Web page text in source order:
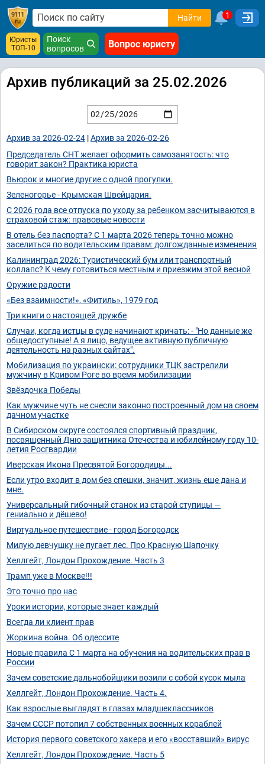
Найти 1
Юристы
ТОП-10
Поиск
вопросов
Вопрос юристу
Архив публикаций за 25.02.2026
Архив за 2026-02-24 |Архив за 2026-02-26
Председатель СНТ желает оформить самозанятость: что
говорит закон? Практика юриста
Вьюрок и многие другие с одной прогулки.
Зеленогорье - Крымская Швейцария.
С 2026 года все отпуска по уходу за ребенком засчитываются в
страховой стаж: правовые новости
В отель без паспорта? С 1 марта 2026 теперь точно можно
заселиться по водительским правам: долгожданные изменения
Калининград 2026: Туристический бум или транспортный
коллапс? К чему готовиться местным и приезжим этой весной
Оружие радости
«Без взаимности!», «Фитиль», 1979 год
Три книги о настоящей дружбе
Случаи, когда истцы в суде начинают кричать: - "Но данные же
общедоступные! А я лицо, ведущее активную публичную
деятельность на разных сайтах".
Мобилизация по украински: сотрудники ТЦК застрелили
мужчину в Кривом Роге во время мобилизации
Звёздочка Победы
Как мужчине чуть не снесли законно построенный дом на своем
дачном участке
В Сибирском округе состоялся спортивный праздник,
посвященный Дню защитника Отечества и юбилейному году 10-
летия Росгвардии
Иверская Икона Пресвятой Богородицы...
Если утро входит в дом без спешки, значит, жизнь еще дана и
мне.
Универсальный гибочный станок из старой ступицы —
гениально и дёшево!
Виртуальное путешествие - город Богородск
Милую девчушку не пугает лес. Про Красную Шапочку
Хеллгейт, Лондон Прохождение. Часть 3
Трамп уже в Москве!!!
Это точно про нас
Уроки истории, которые знает каждый
Всегда ли клиент прав
Жоркина война. Об одессите
Новые правила С 1 марта на обучения на водительских прав в
России
Зачем советские дальнобойщики возили с собой кусок мыла
Хеллгейт, Лондон Прохождение. Часть 4.
Как взрослые выглядят в глазах младшеклассников
Зачем СССР потопил 7 собственных военных кораблей
История первого советского хакера и его «восставший» вирус
Хеллгейт, Лондон Прохождение. Часть 5